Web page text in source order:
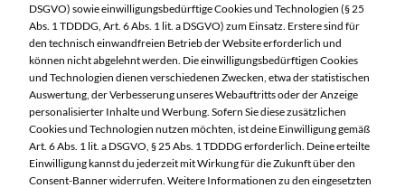
Telefon:0911 54340
Markt ändern
Öffnungszeiten diese Woche:
Mo:
08:00 – 20:00 Uhr
Di:
08:00 – 20:00 Uhr
DSGVO) sowie einwilligungsbedürftige Cookies und Technologien (§ 25
Abs. 1 TDDDG, Art. 6 Abs. 1 lit. a DSGVO) zum Einsatz. Erstere sind für
den technisch einwandfreien Betrieb der Website erforderlich und
können nicht abgelehnt werden. Die einwilligungsbedürftigen Cookies
und Technologien dienen verschiedenen Zwecken, etwa der statistischen
Auswertung, der Verbesserung unseres Webauftritts oder der Anzeige
personalisierter Inhalte und Werbung. Sofern Sie diese zusätzlichen
Cookies und Technologien nutzen möchten, ist deine Einwilligung gemäß
Art. 6 Abs. 1 lit. a DSGVO, § 25 Abs. 1 TDDDG erforderlich. Deine erteilte
Einwilligung kannst du jederzeit mit Wirkung für die Zukunft über den
Consent-Banner widerrufen. Weitere Informationen zu den eingesetzten